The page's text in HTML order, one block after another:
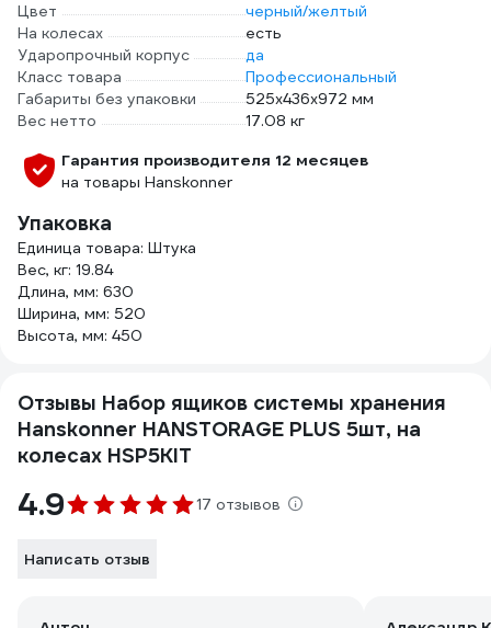
Цвет
черный/желтый
На колесах
есть
Ударопрочный корпус
да
Класс товара
Профессиональный
Габариты без упаковки
525х436х972 мм
Вес нетто
17.08 кг
Гарантия производителя 12 месяцев
на товары Hanskonner
Упаковка
Единица товара: Штука
Вес, кг: 19.84
Длина, мм: 630
Ширина, мм: 520
Высота, мм: 450
Отзывы Набор ящиков системы хранения
Hanskonner HANSTORAGE PLUS 5шт, на
колесах HSP5KIT
4.9 17 отзывов
Написать отзыв